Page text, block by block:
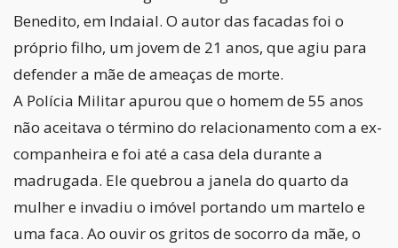
Benedito, em Indaial. O autor das facadas foi o
próprio filho, um jovem de 21 anos, que agiu para
defender a mãe de ameaças de morte.
A Polícia Militar apurou que o homem de 55 anos
não aceitava o término do relacionamento com a ex-
companheira e foi até a casa dela durante a
madrugada. Ele quebrou a janela do quarto da
mulher e invadiu o imóvel portando um martelo e
uma faca. Ao ouvir os gritos de socorro da mãe, o